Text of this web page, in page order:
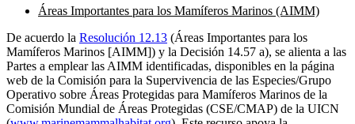
Áreas Importantes para los Mamíferos Marinos (AIMM)
De acuerdo la Resolución 12.13 (Áreas Importantes para los
Mamíferos Marinos [AIMM]) y la Decisión 14.57 a), se alienta a las
Partes a emplear las AIMM identificadas, disponibles en la página
web de la Comisión para la Supervivencia de las Especies/Grupo
Operativo sobre Áreas Protegidas para Mamíferos Marinos de la
Comisión Mundial de Áreas Protegidas (CSE/CMAP) de la UICN